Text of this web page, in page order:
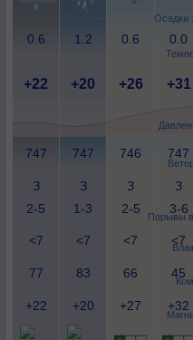
Осадки
Порывы
0.6 1.2 0.6 0.0
+22 +20 +26 +31
747 747 746 747
З
2-5
З
1-3
З
2-5
З
3-6
<7 <7 <7 <7
77 83 66 45
+22 +20 +27 +32